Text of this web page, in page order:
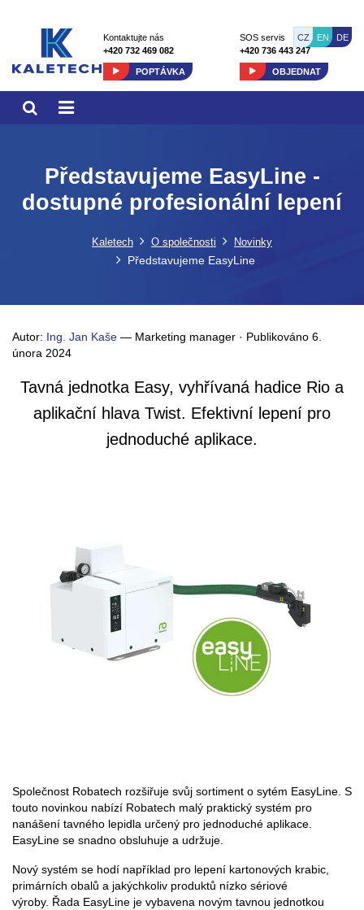
CZ EN DE
Kontaktujte nás
+420 732 469 082
POPTÁVKA
SOS servis
+420 736 443 247
OBJEDNAT
Představujeme EasyLine -
dostupné profesionální lepení
Kaletech O společnosti Novinky
Představujeme EasyLine
Autor: Ing. Jan Kaše — Marketing manager · Publikováno 6.
února 2024
Tavná jednotka Easy, vyhřívaná hadice Rio a
aplikační hlava Twist. Efektivní lepení pro
jednoduché aplikace.
Společnost Robatech rozšiřuje svůj sortiment o sytém EasyLine. S
touto novinkou nabízí Robatech malý praktický systém pro
nanášení tavného lepidla určený pro jednoduché aplikace.
EasyLine se snadno obsluhuje a udržuje.
Nový systém se hodí například pro lepení kartonových krabic,
primárních obalů a jakýchkoliv produktů nízko sériové
výroby. Řada EasyLine je vybavena novým tavnou jednotkou